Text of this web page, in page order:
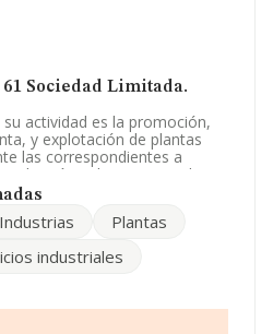
Sociedad Limitada.
actividad es la promoción,
y explotación de plantas
las correspondientes a
solar, termo solar,
bioetanol, hidraulica,. La
La compañía no tiene
núm. S/N Plt 10, (41020), en el
Industrias
Plantas
industriales